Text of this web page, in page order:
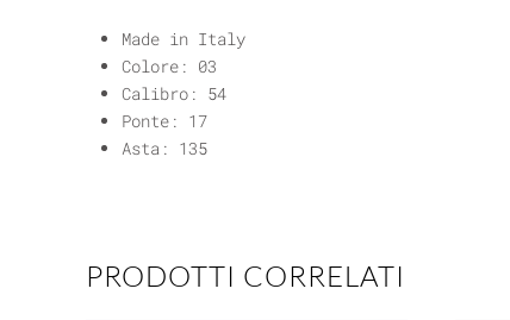
Made in Italy
Colore: 03
Calibro: 54
Ponte: 17
Asta: 135
PRODOTTI CORRELATI